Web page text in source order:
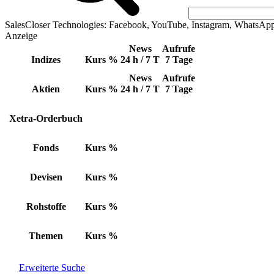
SalesCloser Technologies: Facebook, YouTube, Instagram,
Anzeige
Indizes Kurs %
News
24 h / 7 T
Aufrufe
7 Tage
Aktien Kurs %
News
24 h / 7 T
Aufrufe
7 Tage
Xetra-Orderbuch
Fonds Kurs %
Devisen Kurs %
Rohstoffe Kurs %
Themen Kurs %
Erweiterte Suche